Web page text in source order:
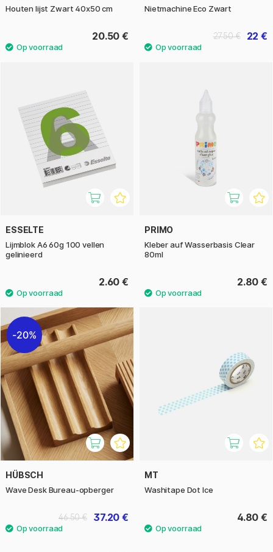
Houten lijst Zwart 40x50 cm
20.50 €
Nietmachine Eco Zwart
22 €
27.50 €
ESSELTE
Lijmblok A6 60g 100 vellen
gelinieerd
2.60 €
PRIMO
Kleber auf Wasserbasis Clear
80ml
2.80 €
20%
HÜBSCH
Wave Desk Bureau-opberger
37.20 €
46.50 €
MT
Washitape Dot Ice
4.80 €